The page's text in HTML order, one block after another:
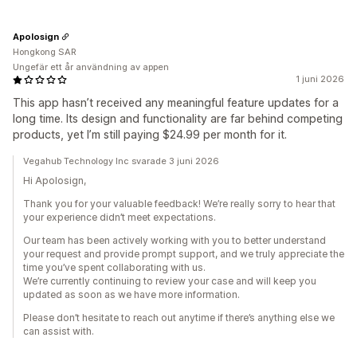
1 juni 2026
This app hasn’t received any meaningful feature updates for a
long time. Its design and functionality are far behind competing
products, yet I’m still paying $24.99 per month for it.
Apolosign
Hongkong SAR
Ungefär ett år användning av appen
Vegahub Technology Inc svarade 3 juni 2026
Hi Apolosign,
Thank you for your valuable feedback! We’re really sorry to hear that
your experience didn’t meet expectations.
Our team has been actively working with you to better understand
your request and provide prompt support, and we truly appreciate the
time you’ve spent collaborating with us.
We’re currently continuing to review your case and will keep you
updated as soon as we have more information.
Please don’t hesitate to reach out anytime if there’s anything else we
can assist with.